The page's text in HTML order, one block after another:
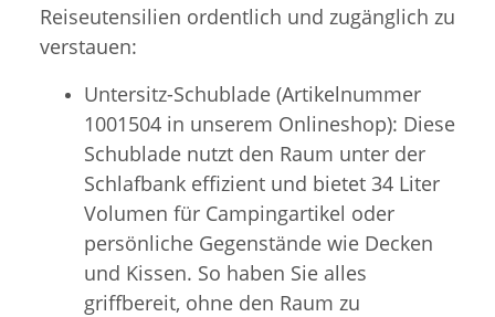
Reiseutensilien ordentlich und zugänglich zu
verstauen:
Untersitz-Schublade (Artikelnummer
1001504 in unserem Onlineshop): Diese
Schublade nutzt den Raum unter der
Schlafbank effizient und bietet 34 Liter
Volumen für Campingartikel oder
persönliche Gegenstände wie Decken
und Kissen. So haben Sie alles
griffbereit, ohne den Raum zu